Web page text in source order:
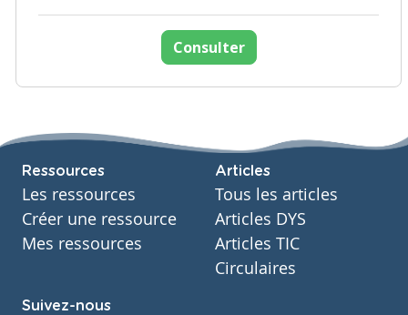
Consulter
Ressources
Les ressources
Créer une ressource
Mes ressources
Articles
Tous les articles
Articles DYS
Articles TIC
Circulaires
Suivez-nous